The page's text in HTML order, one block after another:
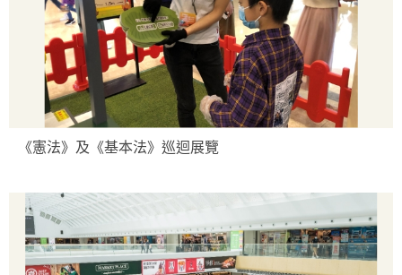
《憲法》及《基本法》巡迴展覽